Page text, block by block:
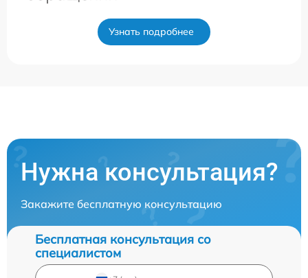
Узнать подробнее
Нужна консультация?
Закажите бесплатную консультацию
Бесплатная консультация со
специалистом